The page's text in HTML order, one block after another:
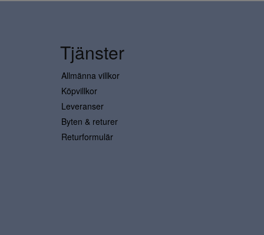
Tjänster
Allmänna villkor
Köpvillkor
Leveranser
Byten & returer
Returformulär